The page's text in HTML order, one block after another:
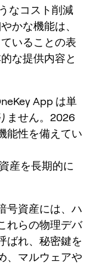
なコスト削減
かな機能は、
いることの表
な提供内容と
App は単
ません。2026
能性を備えてい
産を長期的に
号資産には、ハ
れらの物理デバ
ばれ、秘密鍵を
、マルウェアや